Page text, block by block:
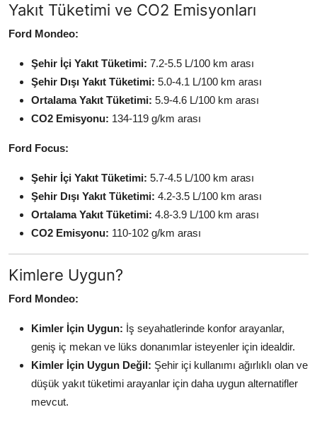
Yakıt Tüketimi ve CO2 Emisyonları
Ford Mondeo:
Şehir İçi Yakıt Tüketimi: 7.2-5.5 L/100 km arası
Şehir Dışı Yakıt Tüketimi: 5.0-4.1 L/100 km arası
Ortalama Yakıt Tüketimi: 5.9-4.6 L/100 km arası
CO2 Emisyonu: 134-119 g/km arası
Ford Focus:
Şehir İçi Yakıt Tüketimi: 5.7-4.5 L/100 km arası
Şehir Dışı Yakıt Tüketimi: 4.2-3.5 L/100 km arası
Ortalama Yakıt Tüketimi: 4.8-3.9 L/100 km arası
CO2 Emisyonu: 110-102 g/km arası
Kimlere Uygun?
Ford Mondeo:
Kimler İçin Uygun: İş seyahatlerinde konfor arayanlar,
geniş iç mekan ve lüks donanımlar isteyenler için idealdir.
Kimler İçin Uygun Değil: Şehir içi kullanımı ağırlıklı olan ve
düşük yakıt tüketimi arayanlar için daha uygun alternatifler
mevcut.